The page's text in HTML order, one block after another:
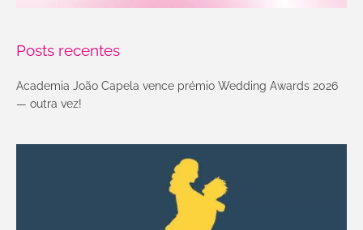
Posts recentes
Academia João Capela vence prémio Wedding Awards 2026
— outra vez!